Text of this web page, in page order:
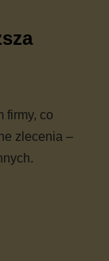
firmy, co
zlecenia –